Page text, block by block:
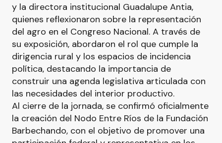
y la directora institucional Guadalupe Antia,
quienes reflexionaron sobre la representación
del agro en el Congreso Nacional. A través de
su exposición, abordaron el rol que cumple la
dirigencia rural y los espacios de incidencia
política, destacando la importancia de
construir una agenda legislativa articulada con
las necesidades del interior productivo.
Al cierre de la jornada, se confirmó oficialmente
la creación del Nodo Entre Ríos de la Fundación
Barbechando, con el objetivo de promover una